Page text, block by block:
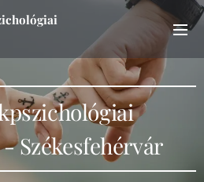
Székesfehérvár